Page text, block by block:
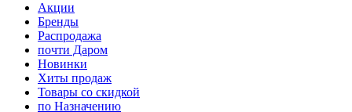
Акции
Бренды
Распродажа
почти Даром
Новинки
Хиты продаж
Товары со скидкой
по Назначению